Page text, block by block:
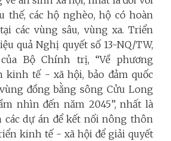
thế, các hộ nghèo, hộ có hoàn
các vùng sâu, vùng xa. Triển
quả Nghị quyết số 13-NQ/TW,
Bộ Chính trị, “Về phương
kinh tế - xã hội, bảo đảm quốc
đồng bằng sông Cửu Long
nhìn đến năm 2045”, nhất là
dự án để kết nối nông thôn
kinh tế - xã hội để giải quyết